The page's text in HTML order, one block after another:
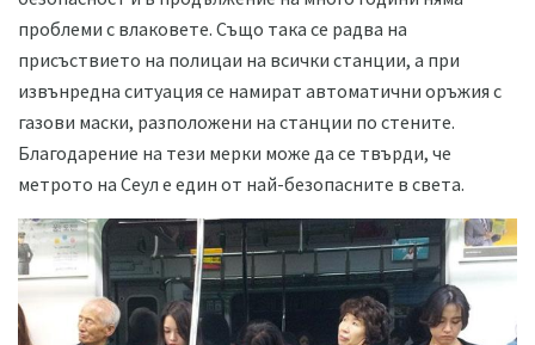
проблеми с влаковете. Също така се радва на
присъствието на полицаи на всички станции, а при
извънредна ситуация се намират автоматични оръжия с
газови маски, разположени на станции по стените.
Благодарение на тези мерки може да се твърди, че
метрото на Сеул е един от най-безопасните в света.